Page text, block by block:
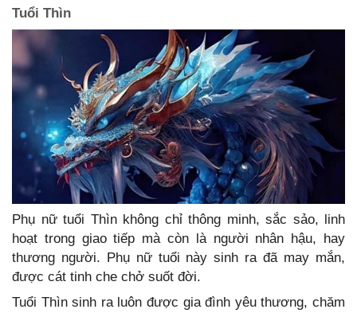
Tuổi Thìn
Phụ nữ tuổi Thìn không chỉ thông minh, sắc sảo, linh
hoạt trong giao tiếp mà còn là người nhân hậu, hay
thương người. Phụ nữ tuổi này sinh ra đã may mắn,
được cát tinh che chở suốt đời.
Tuổi Thìn sinh ra luôn được gia đình yêu thương, chăm